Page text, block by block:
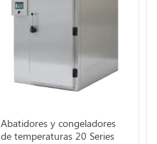
Abatidores y congeladores
de temperaturas 20 Series